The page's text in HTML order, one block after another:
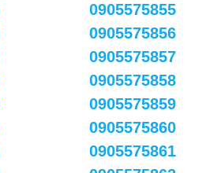
0905575855
0905575856
0905575857
0905575858
0905575859
0905575860
0905575861